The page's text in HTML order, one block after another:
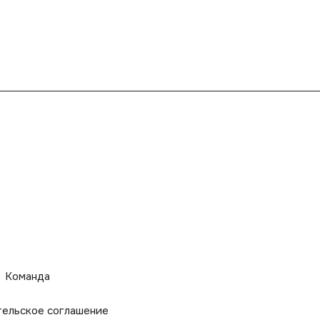
Команда
соглашение